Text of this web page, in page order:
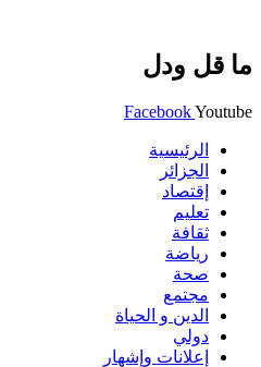
ما قل ودل
FacebookYoutube
الرئيسية
الجزائر
إقتصاد
تعليم
ثقافة
رياضة
صحة
مجتمع
الدين و الحياة
دولي
إعلانات وإشهار